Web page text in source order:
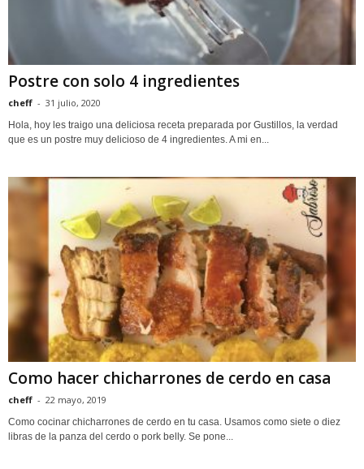
Postre con solo 4 ingredientes
cheff - 31 julio, 2020
Hola, hoy les traigo una deliciosa receta preparada por Gustillos, la verdad
que es un postre muy delicioso de 4 ingredientes. A mi en...
Como hacer chicharrones de cerdo en casa
cheff - 22 mayo, 2019
Como cocinar chicharrones de cerdo en tu casa. Usamos como siete o diez
libras de la panza del cerdo o pork belly. Se pone...